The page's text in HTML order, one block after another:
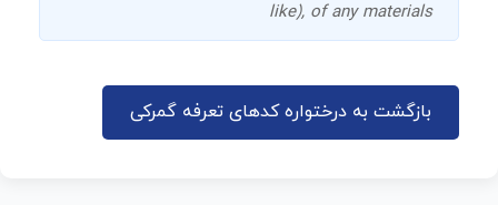
like), of any materials
بازگشت به درختواره کدهای تعرفه گمرکی